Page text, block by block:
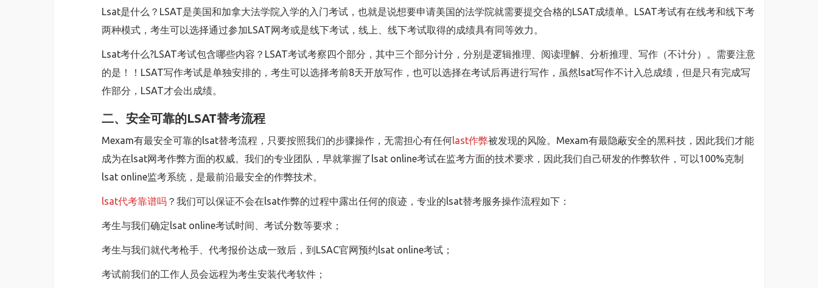
Lsat是什么？LSAT是美国和加拿大法学院入学的入门考试，也就是说想要申请美国的法学院就需要提交合格的LSAT成绩单。LSAT考试有在线考和线下考
两种模式，考生可以选择通过参加LSAT网考或是线下考试，线上、线下考试取得的成绩具有同等效力。
Lsat考什么?LSAT考试包含哪些内容？LSAT考试考察四个部分，其中三个部分计分，分别是逻辑推理、阅读理解、分析推理、写作（不计分）。需要注意
的是！！LSAT写作考试是单独安排的，考生可以选择考前8天开放写作，也可以选择在考试后再进行写作，虽然lsat写作不计入总成绩，但是只有完成写
作部分，LSAT才会出成绩。
二、安全可靠的LSAT替考流程
Mexam有最安全可靠的lsat替考流程，只要按照我们的步骤操作，无需担心有任何last作弊被发现的风险。Mexam有最隐蔽安全的黑科技，因此我们才能
成为在lsat网考作弊方面的权威。我们的专业团队，早就掌握了lsat online考试在监考方面的技术要求，因此我们自己研发的作弊软件，可以100%克制
lsat online监考系统，是最前沿最安全的作弊技术。
lsat代考靠谱吗 ？我们可以保证不会在lsat作弊的过程中露出任何的痕迹，专业的lsat替考服务操作流程如下：
考生与我们确定lsat online考试时间、考试分数等要求；
考生与我们就代考枪手、代考报价达成一致后，到LSAC官网预约lsat online考试；
考试前我们的工作人员会远程为考生安装代考软件；